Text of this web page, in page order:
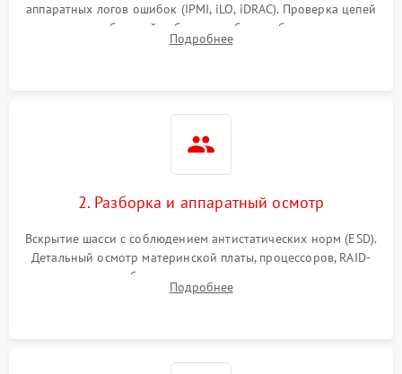
Влага и внешные воздействия
аппаратных логов ошибок (IPMI, iLO, iDRAC). Проверка цепей
питания и базовой работоспособности без вскрытия
корпуса для быстрой локализации сбоя.
Подробнее
2. Разборка и аппаратный осмотр
Вскрытие шасси с соблюдением антистатических норм (ESD).
Детальный осмотр материнской платы, процессоров, RAID-
контроллеров и блоков питания на наличие термических
повреждений, прогаров или окислений.
Подробнее